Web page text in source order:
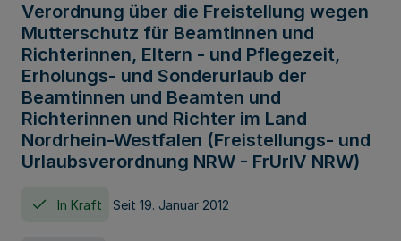
Verordnung über die Freistellung wegen
Mutterschutz für Beamtinnen und
Richterinnen, Eltern - und Pflegezeit,
Erholungs- und Sonderurlaub der
Beamtinnen und Beamten und
Richterinnen und Richter im Land
Nordrhein-Westfalen (Freistellungs- und
Urlaubsverordnung NRW - FrUrlV NRW)
In Kraft Seit 19. Januar 2012